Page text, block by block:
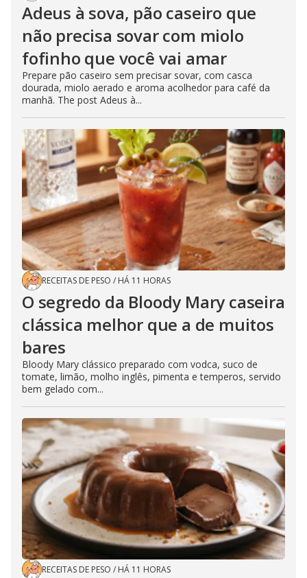
Adeus à sova, pão caseiro que
não precisa sovar com miolo
fofinho que você vai amar
Prepare pão caseiro sem precisar sovar, com casca
dourada, miolo aerado e aroma acolhedor para café da
manhã. The post Adeus à...
RECEITAS DE PESO / HÁ 11 HORAS
O segredo da Bloody Mary caseira
clássica melhor que a de muitos
bares
Bloody Mary clássico preparado com vodca, suco de
tomate, limão, molho inglês, pimenta e temperos, servido
bem gelado com...
RECEITAS DE PESO / HÁ 11 HORAS